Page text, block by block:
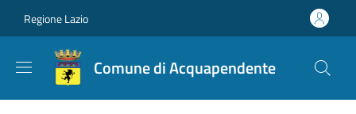
Regione Lazio
Comune di Acquapendente